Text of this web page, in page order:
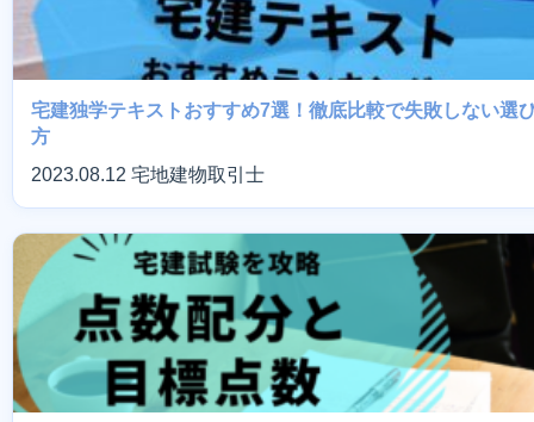
宅建独学テキストおすすめ7選！徹底比較で失敗しない選
方
2023.08.12 宅地建物取引士